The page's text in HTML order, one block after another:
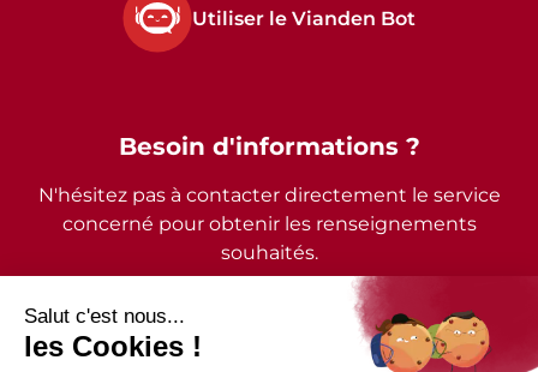
Utiliser le Vianden Bot
Besoin d'informations ?
N'hésitez pas à contacter directement le service
concerné pour obtenir les renseignements
souhaités.
2026 - © Commune de Vianden - Tous droits réservés